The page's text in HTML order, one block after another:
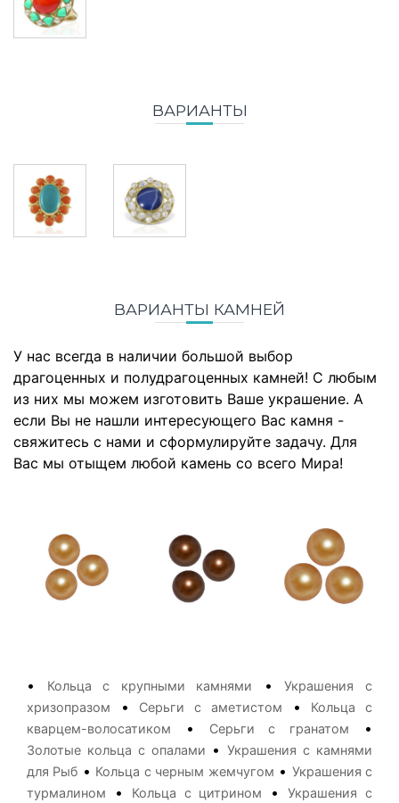
ВАРИАНТЫ
ВАРИАНТЫ КАМНЕЙ
У нас всегда в наличии большой выбор
драгоценных и полудрагоценных камней! С любым
из них мы можем изготовить Ваше украшение. А
если Вы не нашли интересующего Вас камня -
свяжитесь с нами и сформулируйте задачу. Для
Вас мы отыщем любой камень со всего Мира!
• Кольца с крупными камнями •Украшения с
хризопразом
• Серьги с аметистом •
Кольца с
кварцем-волосатиком
• Серьги с гранатом •
Золотые кольца с опалами •Украшения с камнями
для Рыб • Кольца с черным жемчугом • Украшения с
турмалином
• Кольца с цитрином •Украшения с